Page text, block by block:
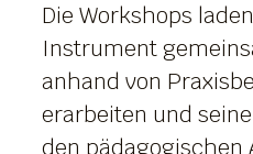
Die Workshops
Instrument
anhand von
erarbeiten und
den pädagogischen